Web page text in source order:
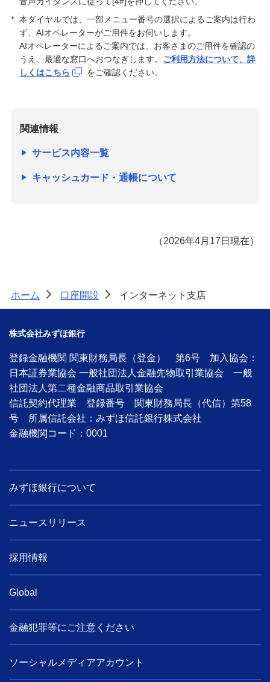
* 本ダイヤルでは、一部メニュー番号の選択によるご案内は行わ
ず、AIオペレーターがご用件をお伺いします。
AIオペレーターによるご案内では、お客さまのご用件を確認の
うえ、最適な窓口へおつなぎします。 ご利用方法について、詳
しくはこちら
をご確認ください。
関連情報
サービス内容一覧
キャッシュカード・通帳について
（2026年4月17日現在）
ホーム > 口座開設 > インターネット支店
株式会社みずほ銀行
登録金融機関 関東財務局長（登金） 第6号 加入協会：
日本証券業協会 一般社団法人金融先物取引業協会 一般
社団法人第二種金融商品取引業協会
信託契約代理業 登録番号 関東財務局長（代信）第58
号 所属信託会社：みずほ信託銀行株式会社
金融機関コード：0001
みずほ銀行について
ニュースリリース
採用情報
Global
金融犯罪等にご注意ください
ソーシャルメディアアカウント